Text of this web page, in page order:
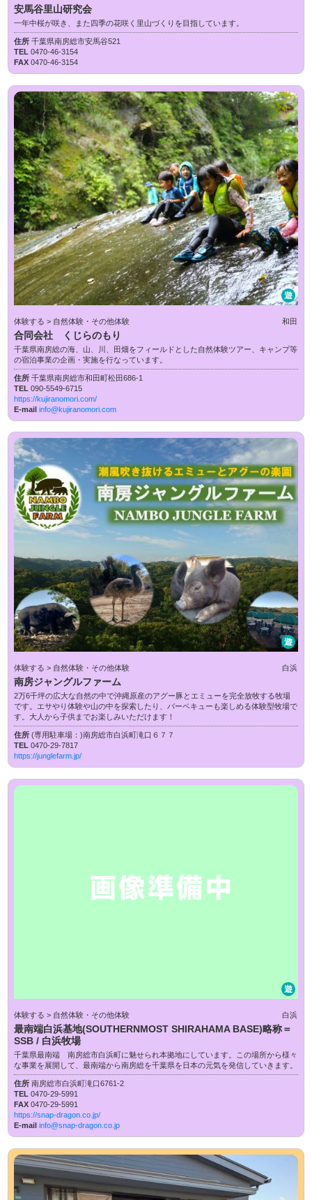
安馬谷里山研究会
一年中桜が咲き、また四季の花咲く里山づくりを目指しています。
住所千葉県南房総市安馬谷521
TEL0470-46-3154
FAX0470-46-3154
遊
体験する > 自然体験・その他体験 和田
合同会社 くじらのもり
千葉県南房総の海、山、川、田畑をフィールドとした自然体験ツアー、キャンプ等
の宿泊事業の企画・実施を行なっています。
住所千葉県南房総市和田町松田686-1
TEL090-5549-6715
https://kujiranomori.com/
E-mailinfo@kujiranomori.com
遊
体験する > 自然体験・その他体験 白浜
南房ジャングルファーム
2万6千坪の広大な自然の中で沖縄原産のアグー豚とエミューを完全放牧する牧場
です。エサやり体験や山の中を探索したり、バーベキューも楽しめる体験型牧場で
す。大人から子供までお楽しみいただけます！
住所(専用駐車場：)南房総市白浜町滝口６７７
TEL0470-29-7817
https://junglefarm.jp/
遊
体験する > 自然体験・その他体験 白浜
最南端白浜基地(SOUTHERNMOST SHIRAHAMA BASE)略称＝
SSB / 白浜牧場
千葉県最南端 南房総市白浜町に魅せられ本拠地にしています。この場所から様々
な事業を展開して、最南端から南房総を千葉県を日本の元気を発信していきます。
住所南房総市白浜町滝口6761-2
TEL0470-29-5991
FAX0470-29-5991
https://snap-dragon.co.jp/
E-mailinfo@snap-dragon.co.jp